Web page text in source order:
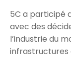
5C a participé
avec des
l’industrie du
infrastructures